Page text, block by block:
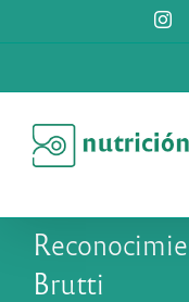
al
Brutti